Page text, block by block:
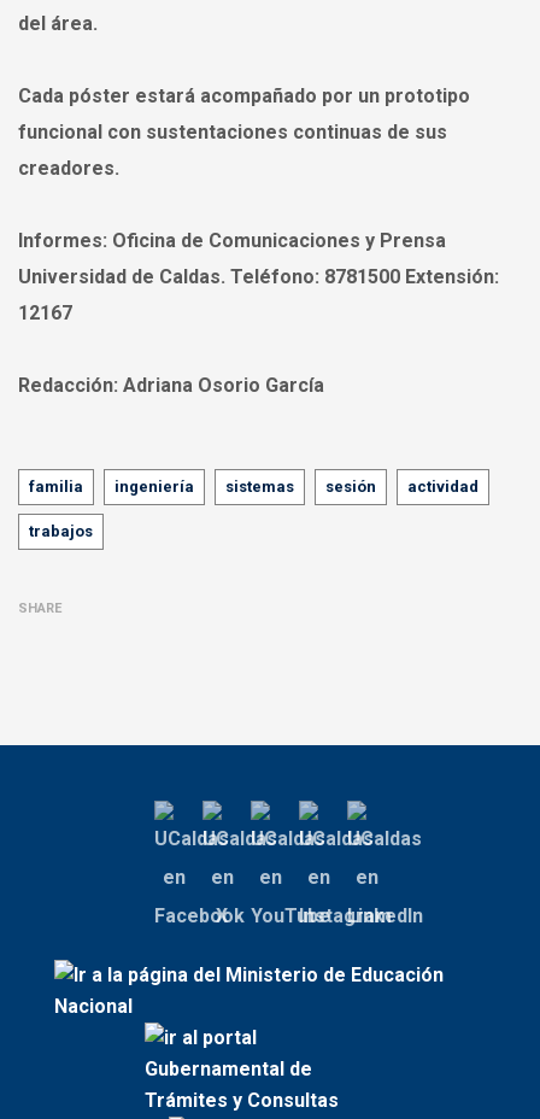
del área.
Cada póster estará acompañado por un prototipo
funcional con sustentaciones continuas de sus
creadores.
Informes: Oficina de Comunicaciones y Prensa
Universidad de Caldas. Teléfono: 8781500 Extensión:
12167
Redacción: Adriana Osorio García
Tags
familia ingeniería sistemas sesión actividad
trabajos
SHARE